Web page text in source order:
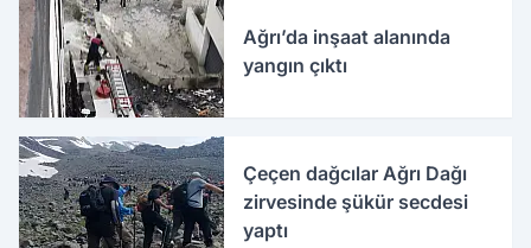
Ağrı’da inşaat alanında
yangın çıktı
Çeçen dağcılar Ağrı Dağı
zirvesinde şükür secdesi
yaptı